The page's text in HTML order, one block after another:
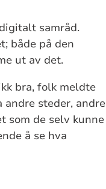
samråd.
både på den
ut av det.
bra, folk meldte
steder, andre
som de selv kunne
å se hva